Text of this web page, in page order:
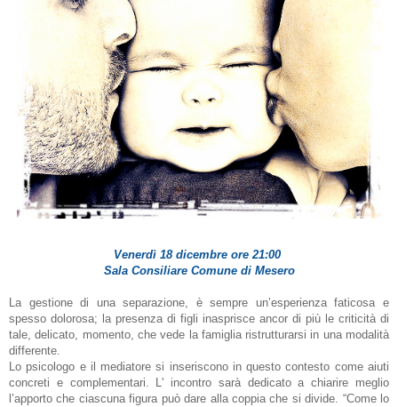
Venerdì 18 dicembre ore 21:00
Sala Consiliare Comune di Mesero
La gestione di una separazione, è sempre un’esperienza faticosa e
spesso dolorosa; la presenza di figli inasprisce ancor di più le criticità di
tale, delicato, momento, che vede la famiglia ristrutturarsi in una modalità
differente.
Lo psicologo e il mediatore si inseriscono in questo contesto come aiuti
concreti e complementari. L' incontro sarà dedicato a chiarire meglio
l’apporto che ciascuna figura può dare alla coppia che si divide. “Come lo